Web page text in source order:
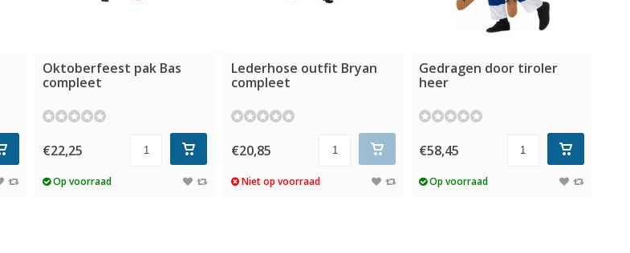
Oktoberfeest pak Bas
compleet
€22,25
Op voorraad
Lederhose outfit Bryan
compleet
€20,85
Niet op voorraad
Gedragen door tiroler
heer
€58,45
Op voorraad